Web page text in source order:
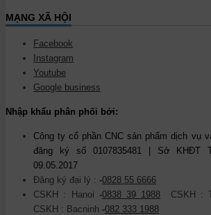
MẠNG XÃ HỘI
Facebook
Instagram
Youtube
Google business
Nhập khẩu phân phối bởi:
Công ty cổ phần CNC sản phẩm dịch vụ
đăng ký số 0107835481 | Sở KHĐT
09.05.2017
Đăng ký đại lý : -0828 55 6666
CSKH : Hanoi -0838 39 1988 CSKH :
CSKH : Bacninh -082 333 1988